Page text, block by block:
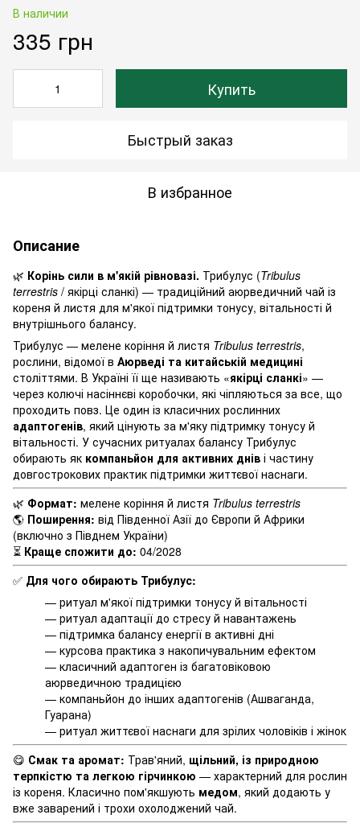
В наличии
335 грн
Купить
Быстрый заказ
В избранное
Описание
🌿 Корінь сили в м'якій рівновазі. Трибулус (Tribulus
terrestris / якірці сланкі) — традиційний аюрведичний чай із
кореня й листя для м'якої підтримки тонусу, вітальності й
внутрішнього балансу.
Трибулус — мелене коріння й листя Tribulus terrestris,
рослини, відомої в Аюрведі та китайській медицині
століттями. В Україні її ще називають «якірці сланкі» —
через колючі насіннєві коробочки, які чіпляються за все, що
проходить повз. Це один із класичних рослинних
адаптогенів, який цінують за м'яку підтримку тонусу й
вітальності. У сучасних ритуалах балансу Трибулус
обирають як компаньйон для активних днів і частину
довгострокових практик підтримки життєвої наснаги.
🌿 Формат: мелене коріння й листя Tribulus terrestris
🌎 Поширення: від Південної Азії до Європи й Африки
(включно з Півднем України)
⏳ Краще спожити до: 04/2028
✅ Для чого обирають Трибулус:
— ритуал м'якої підтримки тонусу й вітальності
— ритуал адаптації до стресу й навантажень
— підтримка балансу енергії в активні дні
— курсова практика з накопичувальним ефектом
— класичний адаптоген із багатовіковою
аюрведичною традицією
— компаньйон до інших адаптогенів (Ашваганда,
Гуарана)
— ритуал життєвої наснаги для зрілих чоловіків і жінок
😋 Смак та аромат: Трав'яний, щільний, із природною
терпкістю та легкою гірчинкою — характерний для рослин
із кореня. Класично пом'якшують медом, який додають у
вже заварений і трохи охолоджений чай.